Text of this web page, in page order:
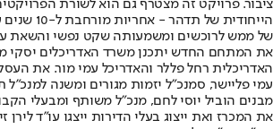
ציבור. פרויקט זה מצטרף גם הוא לשורת
הייחודית של
של ממש לרוכשים ומשמעותה שקט נפשי והשאת
את המתחם החדש יתכנן משרד האדריכלים יסקי
האדריכלית רחל פללר והאדריכל עמי מור. את
עמי פליישר, סמנכ"ל יזמות מגורים ומשנה למנכ"ל
מבנים הוביל יוסי לחם, מנכ״ל משותף ומבעלי
את המכרז ואת ייצוג בעלי הדירות ייצגו עו"ד לירן